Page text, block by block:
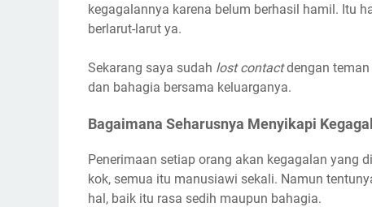
kegagalannya karena belum berhasil hamil. Itu
berlarut-larut ya.
Sekarang saya sudah lost contactdengan teman
dan bahagia bersama keluarganya.
Bagaimana Seharusnya Menyikapi
Penerimaan setiap orang akan kegagalan yang
kok, semua itu manusiawi sekali. Namun
hal, baik itu rasa sedih maupun bahagia.